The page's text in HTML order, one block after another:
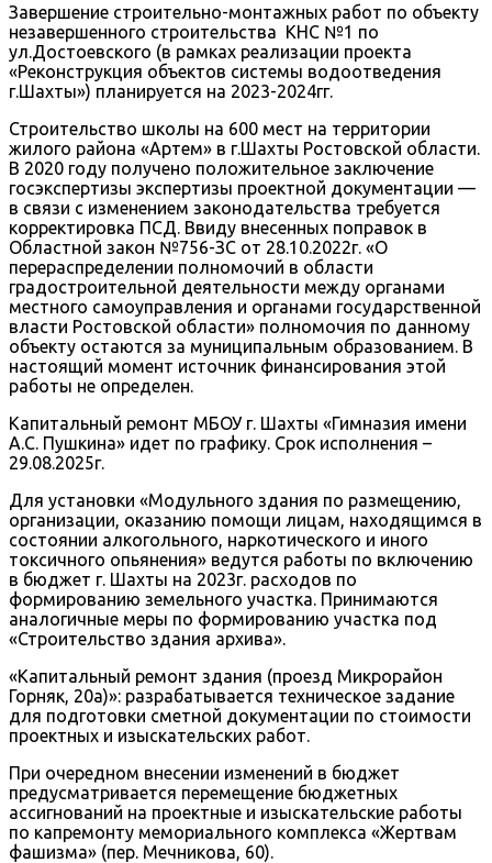
Завершение строительно-монтажных работ по объекту
незавершенного строительства КНС №1 по
ул.Достоевского (в рамках реализации проекта
«Реконструкция объектов системы водоотведения
г.Шахты») планируется на 2023-2024гг.
Строительство школы на 600 мест на территории
жилого района «Артем» в г.Шахты Ростовской области.
В 2020 году получено положительное заключение
госэкспертизы экспертизы проектной документации —
в связи с изменением законодательства требуется
корректировка ПСД. Ввиду внесенных поправок в
Областной закон №756-ЗС от 28.10.2022г. «О
перераспределении полномочий в области
градостроительной деятельности между органами
местного самоуправления и органами государственной
власти Ростовской области» полномочия по данному
объекту остаются за муниципальным образованием. В
настоящий момент источник финансирования этой
работы не определен.
Капитальный ремонт МБОУ г. Шахты «Гимназия имени
А.С. Пушкина» идет по графику. Срок исполнения –
29.08.2025г.
Для установки «Модульного здания по размещению,
организации, оказанию помощи лицам, находящимся в
состоянии алкогольного, наркотического и иного
токсичного опьянения» ведутся работы по включению
в бюджет г. Шахты на 2023г. расходов по
формированию земельного участка. Принимаются
аналогичные меры по формированию участка под
«Строительство здания архива».
«Капитальный ремонт здания (проезд Микрорайон
Горняк, 20а)»: разрабатывается техническое задание
для подготовки сметной документации по стоимости
проектных и изыскательских работ.
При очередном внесении изменений в бюджет
предусматривается перемещение бюджетных
ассигнований на проектные и изыскательские работы
по капремонту мемориального комплекса «Жертвам
фашизма» (пер. Мечникова, 60).